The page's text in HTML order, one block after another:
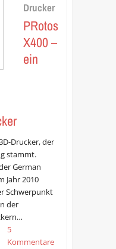
Drucker
PRotos
X400 –
ein
Drucker, der
stammt.
German
Jahr 2010
Schwerpunkt
der
5
Kommentare